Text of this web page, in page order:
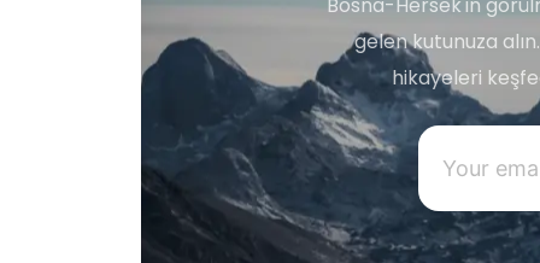
gelen kutunuza
hikayeleri